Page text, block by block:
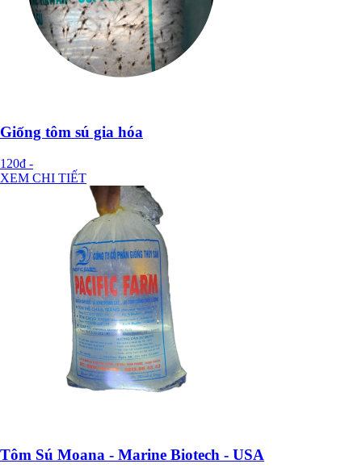
Giống tôm sú gia hóa
120đ -
XEM CHI TIẾT
Tôm Sú Moana - Marine Biotech - USA